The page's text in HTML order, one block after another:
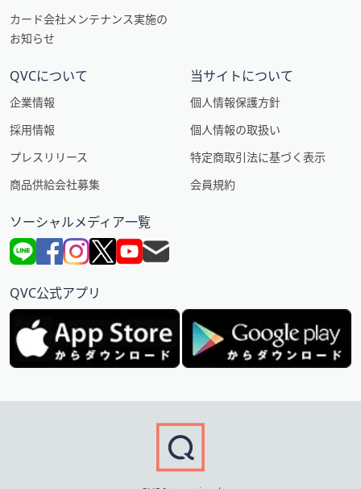
カード会社メンテナンス実施の
お知らせ
QVCについて
企業情報
採用情報
プレスリリース
商品供給会社募集
当サイトについて
個人情報保護方針
個人情報の取扱い
特定商取引法に基づく表示
会員規約
ソーシャルメディア一覧
QVC公式アプリ